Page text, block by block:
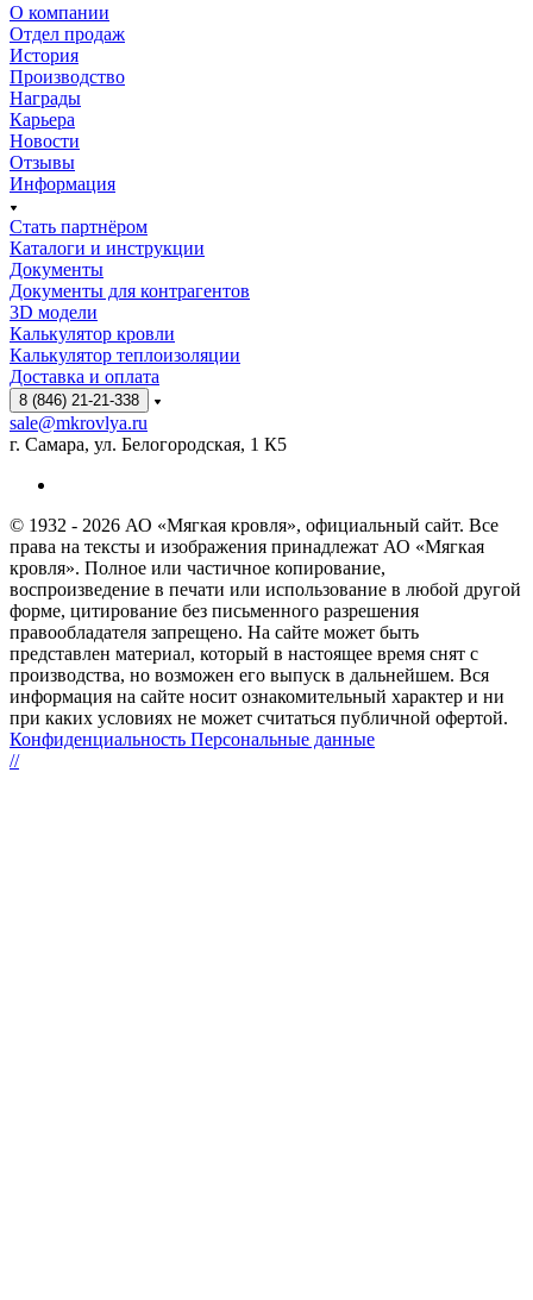
О компании
Отдел продаж
История
Производство
Награды
Карьера
Новости
Отзывы
Информация
Стать партнёром
Каталоги и инструкции
Документы
Документы для контрагентов
3D модели
Калькулятор кровли
Калькулятор теплоизоляции
Доставка и оплата
8 (846) 21-21-338
sale@mkrovlya.ru
г. Самара, ул. Белогородская, 1 К5
© 1932 - 2026 АО «Мягкая кровля», официальный сайт. Все
права на тексты и изображения принадлежат АО «Мягкая
кровля». Полное или частичное копирование,
воспроизведение в печати или использование в любой другой
форме, цитирование без письменного разрешения
правообладателя запрещено. На сайте может быть
представлен материал, который в настоящее время снят с
производства, но возможен его выпуск в дальнейшем. Вся
информация на сайте носит ознакомительный характер и ни
при каких условиях не может считаться публичной офертой.
Конфиденциальность Персональные данные
//